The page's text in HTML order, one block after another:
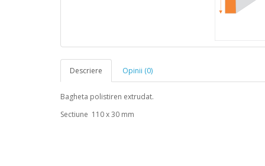
Descriere Opinii (0)
Bagheta polistiren extrudat.
Sectiune 110 x 30 mm